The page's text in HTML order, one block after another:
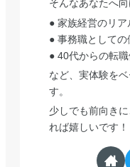
そんなあなたへ向
● 家族経営のリア
● 事務職として
● 40代からの転
など、実体験を
す。
少しでも前向き
れば嬉しいです！